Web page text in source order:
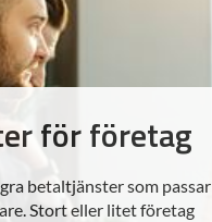
för företag
betaltjänster som passar
Stort eller litet företag